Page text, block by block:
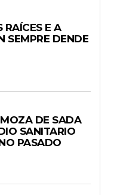
RAÍCES E A
SEMPRE DENDE
DE SADA
SANITARIO
PASADO